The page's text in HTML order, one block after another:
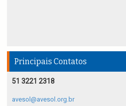
Principais Contatos
51 3221 2318
avesol@avesol.org.br